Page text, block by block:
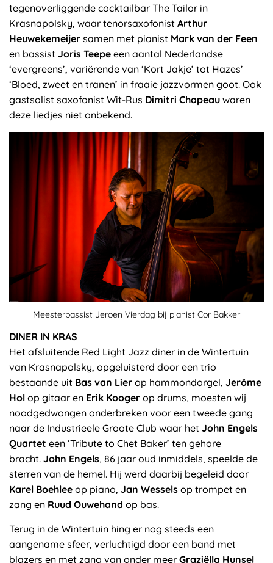
tegenoverliggende cocktailbar The Tailor in
Krasnapolsky, waar tenorsaxofonist Arthur
Heuwekemeijer samen met pianist Mark van der Feen
en bassist Joris Teepe een aantal Nederlandse
‘evergreens’, variërende van ‘Kort Jakje’ tot Hazes’
‘Bloed, zweet en tranen’ in fraaie jazzvormen goot. Ook
gastsolist saxofonist Wit-Rus Dimitri Chapeau waren
deze liedjes niet onbekend.
Meesterbassist Jeroen Vierdag bij pianist Cor Bakker
DINER IN KRAS
Het afsluitende Red Light Jazz diner in de Wintertuin
van Krasnapolsky, opgeluisterd door een trio
bestaande uit Bas van Lier op hammondorgel, Jerôme
Hol op gitaar en Erik Kooger op drums, moesten wij
noodgedwongen onderbreken voor een tweede gang
naar de Industrieele Groote Club waar het John Engels
Quartet een ‘Tribute to Chet Baker’ ten gehore
bracht. John Engels, 86 jaar oud inmiddels, speelde de
sterren van de hemel. Hij werd daarbij begeleid door
Karel Boehlee op piano, Jan Wessels op trompet en
zang en Ruud Ouwehand op bas.
Terug in de Wintertuin hing er nog steeds een
aangename sfeer, verluchtigd door een band met
blazers en met zang van onder meer Graziëlla Hunsel